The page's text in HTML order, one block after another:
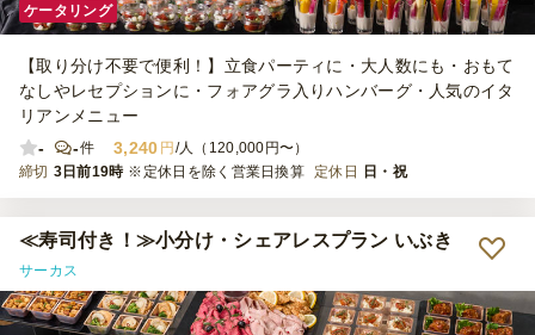
ケータリング
【取り分け不要で便利！】立食パーティに・大人数にも・おもて
なしやレセプションに・フォアグラ入りハンバーグ・人気のイタ
リアンメニュー
-
-件 3,240 円/人（120,000円〜）
締切 3日前19時 ※定休日を除く営業日換算 定休日 日・祝
≪寿司付き！≫小分け・シェアレスプラン いぶき
サーカス